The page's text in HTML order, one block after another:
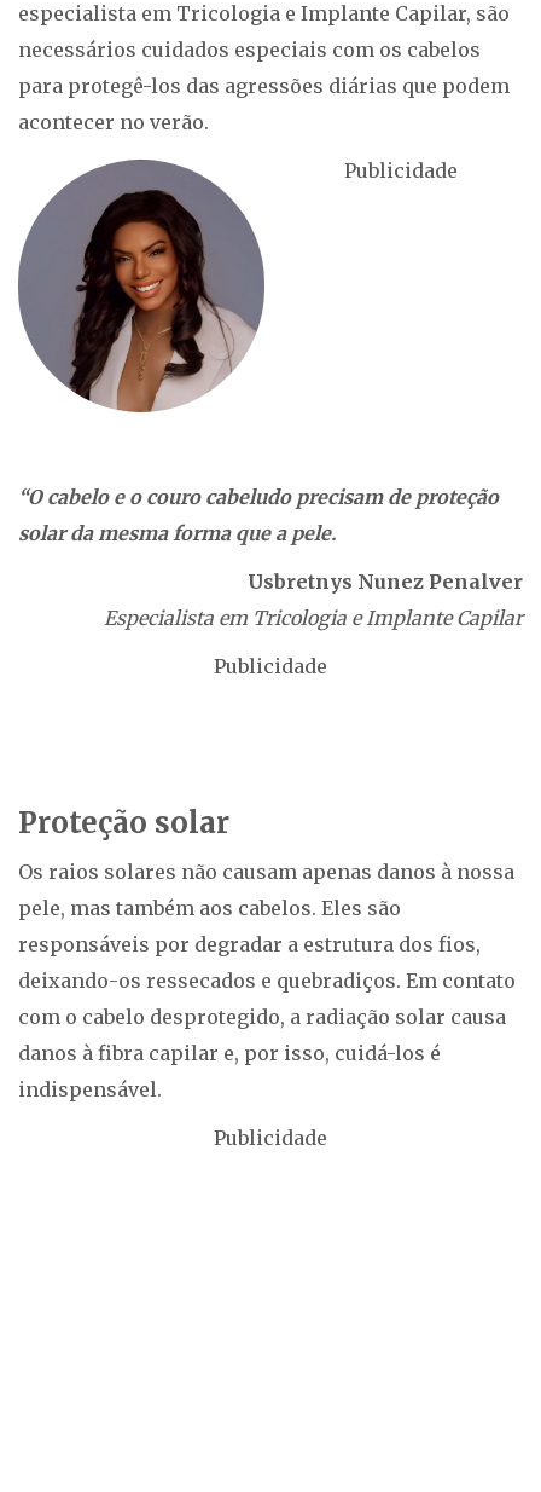
especialista em Tricologia e Implante Capilar, são
necessários cuidados especiais com os cabelos
para protegê-los das agressões diárias que podem
acontecer no verão.
Publicidade
“O cabelo e o couro cabeludo precisam de proteção
solar da mesma forma que a pele.
Usbretnys Nunez Penalver
Especialista em Tricologia e Implante Capilar
Publicidade
Proteção solar
Os raios solares não causam apenas danos à nossa
pele, mas também aos cabelos. Eles são
responsáveis por degradar a estrutura dos fios,
deixando-os ressecados e quebradiços. Em contato
com o cabelo desprotegido, a radiação solar causa
danos à fibra capilar e, por isso, cuidá-los é
indispensável.
Publicidade